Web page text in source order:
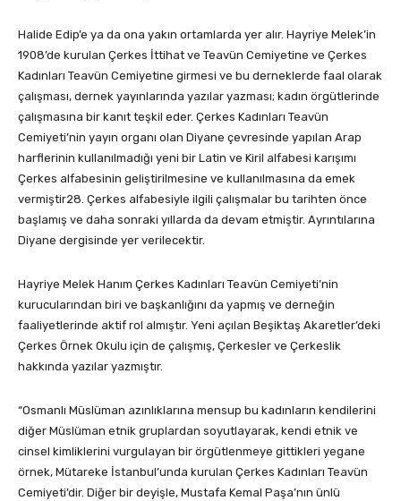
Halide Edip’e ya da ona yakın ortamlarda yer alır. Hayriye Melek’in
1908’de kurulan Çerkes İttihat ve Teavün Cemiyetine ve Çerkes
Kadınları Teavün Cemiyetine girmesi ve bu derneklerde faal olarak
çalışması, dernek yayınlarında yazılar yazması; kadın örgütlerinde
çalışmasına bir kanıt teşkil eder. Çerkes Kadınları Teavün
Cemiyeti’nin yayın organı olan Diyane çevresinde yapılan Arap
harflerinin kullanılmadığı yeni bir Latin ve Kiril alfabesi karışımı
Çerkes alfabesinin geliştirilmesine ve kullanılmasına da emek
vermiştir28. Çerkes alfabesiyle ilgili çalışmalar bu tarihten önce
başlamış ve daha sonraki yıllarda da devam etmiştir. Ayrıntılarına
Diyane dergisinde yer verilecektir.
Hayriye Melek Hanım Çerkes Kadınları Teavün Cemiyeti’nin
kurucularından biri ve başkanlığını da yapmış ve derneğin
faaliyetlerinde aktif rol almıştır. Yeni açılan Beşiktaş Akaretler’deki
Çerkes Örnek Okulu için de çalışmış, Çerkesler ve Çerkeslik
hakkında yazılar yazmıştır.
“Osmanlı Müslüman azınlıklarına mensup bu kadınların kendilerini
diğer Müslüman etnik gruplardan soyutlayarak, kendi etnik ve
cinsel kimliklerini vurgulayan bir örgütlenmeye gittikleri yegane
örnek, Mütareke İstanbul’unda kurulan Çerkes Kadınları Teavün
Cemiyeti’dir. Diğer bir deyişle, Mustafa Kemal Paşa’nın ünlü